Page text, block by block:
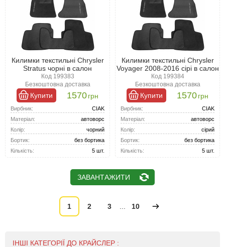
Килимки текстильні Chrysler
Stratus чорні в салон
Код 199383
Безкоштовна доставка
Купити 1570грн
Вирбник:
CIAK
Матеріал:
автоворс
Колір:
чорний
Бортик:
без бортика
Кількість:
5 шт.
Килимки текстильні Chrysler
Voyager 2008-2016 сірі в салон
Код 199384
Безкоштовна доставка
Купити 1570грн
Вирбник:
CIAK
Матеріал:
автоворс
Колір:
сірий
Бортик:
без бортика
Кількість:
5 шт.
ЗАВАНТАЖИТИ
1 2 3 10
ІНШІ КАТЕГОРІЇ ДО КРАЙСЛЕР :